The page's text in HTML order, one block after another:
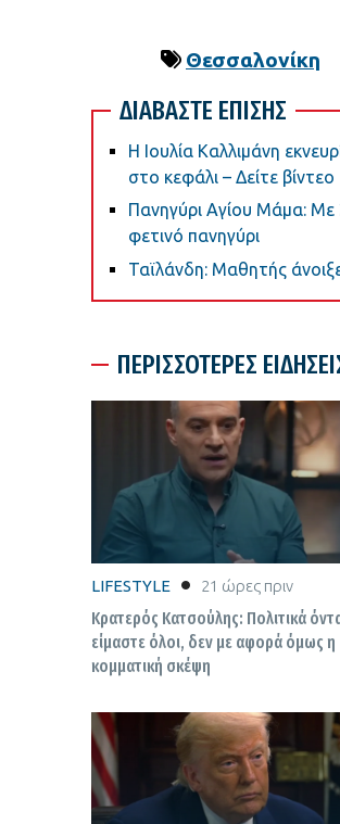
Θεσσαλονίκη
ΔΙΑΒΑΣΤΕ ΕΠΙΣΗΣ
Η Ιουλία Καλλιμάνη
στο κεφάλι – Δείτε βίντεο
Πανηγύρι Αγίου Μάμα: Με
φετινό πανηγύρι
Ταϊλάνδη: Μαθητής
ΠΕΡΙΣΣΟΤΕΡΕΣ
LIFESTYLE 21 ώρες πριν
Κρατερός Κατσούλης: Πολιτικά
είμαστε όλοι, δεν με αφορά όμως η
κομματική σκέψη